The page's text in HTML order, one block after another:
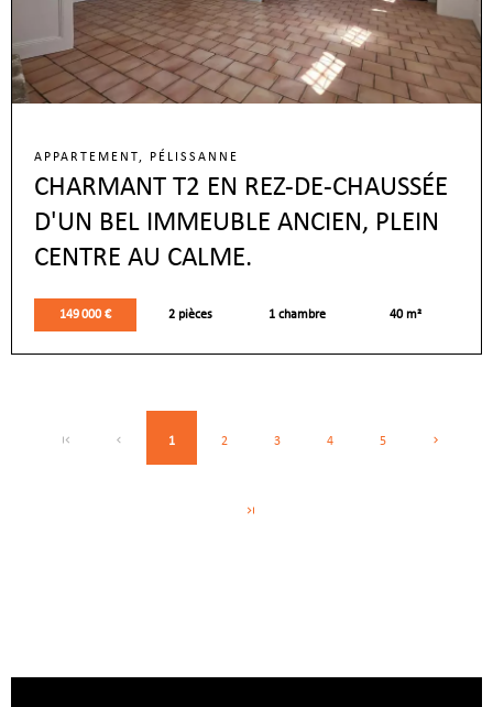
APPARTEMENT, PÉLISSANNE
CHARMANT T2 EN REZ-DE-CHAUSSÉE
D'UN BEL IMMEUBLE ANCIEN, PLEIN
CENTRE AU CALME.
149 000 € 2 pièces 1 chambre 40 m²
1 2 3 4 5